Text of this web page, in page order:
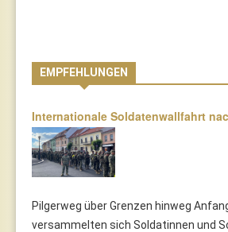
EMPFEHLUNGEN
Internationale Soldatenwallfahrt
Pilgerweg über Grenzen hinweg
versammelten sich Soldatinnen und